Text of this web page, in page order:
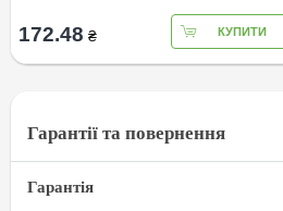
172.48 ₴ КУПИТИ
Гарантії та повернення
Гарантія